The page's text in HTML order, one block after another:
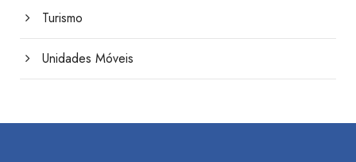
Turismo
Unidades Móveis